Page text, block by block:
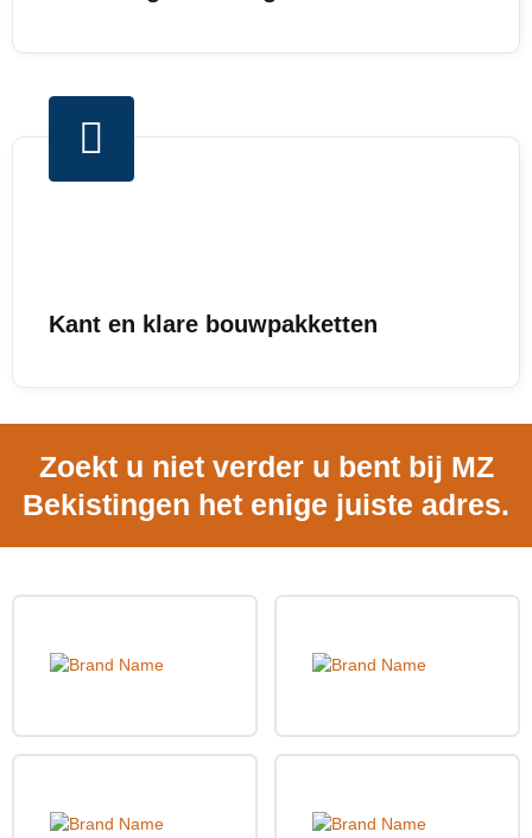
Kant en klare bouwpakketten
Zoekt u niet verder u bent bij MZ
Bekistingen het enige juiste adres.